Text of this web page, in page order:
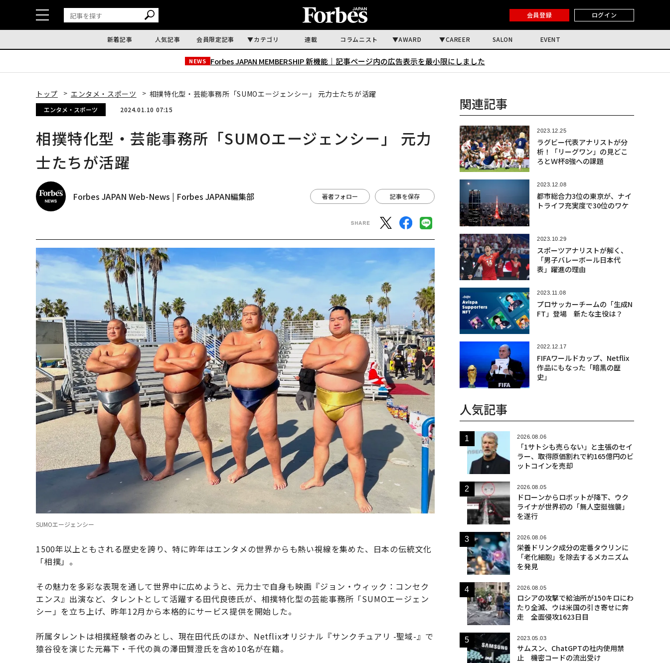
会員登録 ログイン
新着記事 人気記事 会員限定記事 カテゴリ 連載 コラムニスト AWARD CAREER SALON EVENT
NEWS Forbes JAPAN MEMBERSHIP 新機能｜ 記事ページ内の広告表示を最小限にしました
トップ エンタメ・スポーツ 相撲特化型・芸能事務所「SUMOエージェンシー」 元力士たちが活躍
エンタメ・スポーツ 2024.01.10 07:15
相撲特化型・芸能事務所「SUMOエージェンシー」 元力
士たちが活躍
Forbes JAPAN Web-News | Forbes JAPAN編集部 著者フォロー 記事を保存
SUMOエージェンシー
1500年以上ともされる歴史を誇り、特に昨年はエンタメの世界からも熱い視線を集めた、日本の伝統文化
「相撲」。
その魅力を多彩な表現を通して世界中に広めようと、元力士で自身も映画『ジョン・ウィック：コンセク
エンス』出演など、タレントとして活躍する田代良徳氏が、相撲特化型の芸能事務所「SUMOエージェン
シー」を立ち上げ、昨年12月から本格的にサービス提供を開始した。
所属タレントは相撲経験者のみとし、現在田代氏のほか、Netflixオリジナル『サンクチュアリ -聖域-』で
猿谷役を演じた元幕下・千代の眞の澤田賢澄氏を含め10名が在籍。
関連記事
2023.12.25
ラグビー代表アナリストが分
析！「リーグワン」の見どこ
ろとＷ杯8強への課題
2023.12.08
都市総合力3位の東京が、ナイ
トライフ充実度で30位のワケ
2023.10.29
スポーツアナリストが解く、
「男子バレーボール日本代
表」躍進の理由
2023.11.08
プロサッカーチームの「生成N
FT」登場 新たな主役は？
2022.12.17
FIFAワールドカップ、Netflix
作品にもなった「暗黒の歴
史」
人気記事
2026.08.06
「1サトシも売らない」と主張のセイ
ラー、取得原価割れで約165億円のビ
ットコインを売却
2026.08.05
ドローンからロボットが降下、ウク
ライナが世界初の「無人空挺強襲」
を遂行
2026.08.06
栄養ドリンク成分の定番タウリンに
「老化細胞」を除去するメカニズム
を発見
2026.08.05
ロシアの攻撃で給油所が150キロにわ
たり全滅、ウは米国の引き寄せに奔
走 全面侵攻1623日目
2023.05.03
サムスン、ChatGPTの社内使用禁
止 機密コードの流出受け